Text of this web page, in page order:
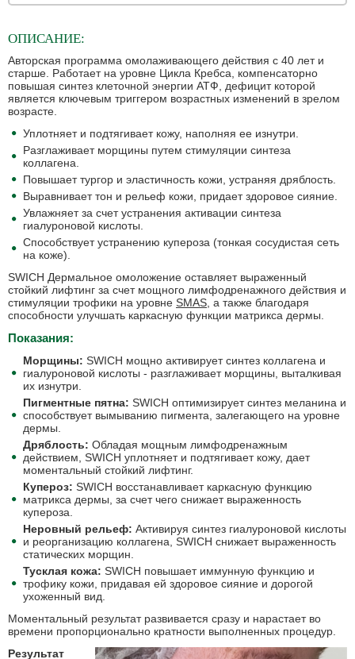
ОПИСАНИЕ:
Авторская программа омолаживающего действия с 40 лет и
старше. Работает на уровне Цикла Кребса, компенсаторно
повышая синтез клеточной энергии АТФ, дефицит которой
является ключевым триггером возрастных изменений в зрелом
возрасте.
Уплотняет и подтягивает кожу, наполняя ее изнутри.
Разглаживает морщины путем стимуляции синтеза
коллагена.
Повышает тургор и эластичность кожи, устраняя дряблость.
Выравнивает тон и рельеф кожи, придает здоровое сияние.
Увлажняет за счет устранения активации синтеза
гиалуроновой кислоты.
Способствует устранению купероза (тонкая сосудистая сеть
на коже).
SWICH Дермальное омоложение оставляет выраженный
стойкий лифтинг за счет мощного лимфодренажного действия и
стимуляции трофики на уровне SMAS , а также благодаря
способности улучшать каркасную функции матрикса дермы.
Показания:
Морщины: SWICH мощно активирует синтез коллагена и
гиалуроновой кислоты - разглаживает морщины, выталкивая
их изнутри.
Пигментные пятна: SWICH оптимизирует синтез меланина и
способствует вымыванию пигмента, залегающего на уровне
дермы.
Дряблость: Обладая мощным лимфодренажным
действием, SWICH уплотняет и подтягивает кожу, дает
моментальный стойкий лифтинг.
Купероз: SWICH восстанавливает каркасную функцию
матрикса дермы, за счет чего снижает выраженность
купероза.
Неровный рельеф: Активируя синтез гиалуроновой кислоты
и реорганизацию коллагена, SWICH снижает выраженность
статических морщин.
Тусклая кожа: SWICH повышает иммунную функцию и
трофику кожи, придавая ей здоровое сияние и дорогой
ухоженный вид.
Моментальный результат развивается сразу и нарастает во
времени пропорционально кратности выполненных процедур.
Результат